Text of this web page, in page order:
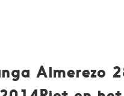
Almerezo